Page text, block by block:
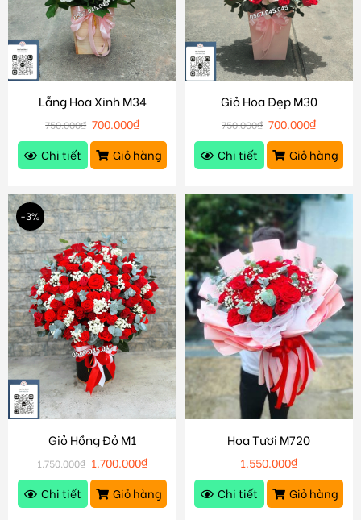
Lẵng Hoa Xinh M34
750.000₫ 700.000₫
Chi tiết
Giỏ hàng
Giỏ Hoa Đẹp M30
750.000₫ 700.000₫
Chi tiết
Giỏ hàng
-3%
Giỏ Hồng Đỏ M1
1.750.000₫ 1.700.000₫
Chi tiết
Giỏ hàng
Hoa Tươi M720
1.550.000₫
Chi tiết
Giỏ hàng